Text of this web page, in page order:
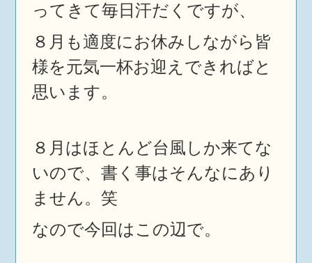
ってきて毎日汗だくですが、
８月も適度にお休みしながら皆
様を元気一杯お迎えできればと
思います。
８月はほとんど台風しか来てな
いので、書く事はそんなにあり
ません。笑
なので今回はこの辺で。